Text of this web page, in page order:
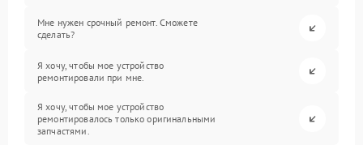
Мне нужен срочный ремонт. Сможете
сделать?
Я хочу, чтобы мое устройство
ремонтировали при мне.
Я хочу, чтобы мое устройство
ремонтировалось только оригинальными
запчастями.